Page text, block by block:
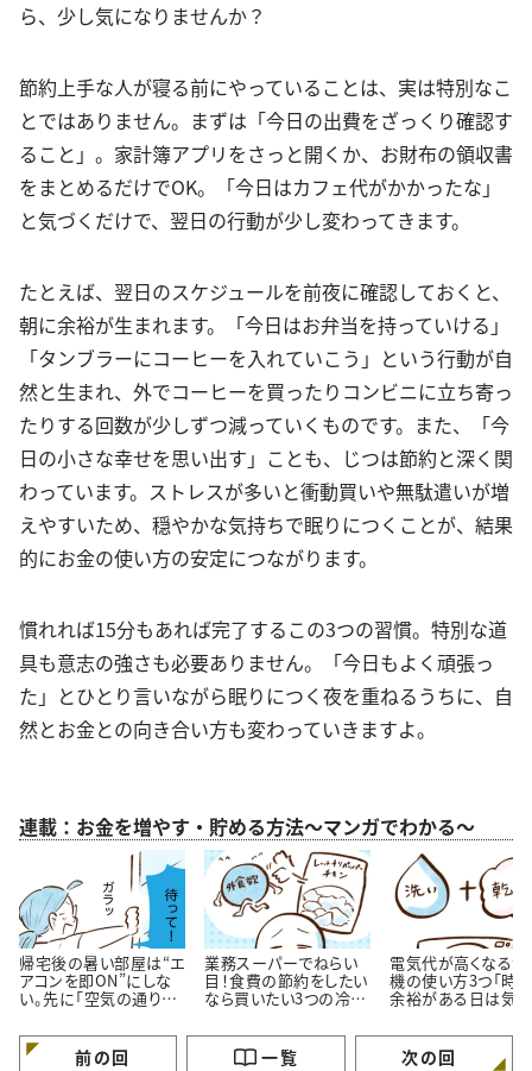
ら、少し気になりませんか？
節約上手な人が寝る前にやっていることは、実は特別なこ
とではありません。まずは「今日の出費をざっくり確認す
ること」。家計簿アプリをさっと開くか、お財布の領収書
をまとめるだけでOK。「今日はカフェ代がかかったな」
と気づくだけで、翌日の行動が少し変わってきます。
たとえば、翌日のスケジュールを前夜に確認しておくと、
朝に余裕が生まれます。「今日はお弁当を持っていける」
「タンブラーにコーヒーを入れていこう」という行動が自
然と生まれ、外でコーヒーを買ったりコンビニに立ち寄っ
たりする回数が少しずつ減っていくものです。また、「今
日の小さな幸せを思い出す」ことも、じつは節約と深く関
わっています。ストレスが多いと衝動買いや無駄遣いが増
えやすいため、穏やかな気持ちで眠りにつくことが、結果
的にお金の使い方の安定につながります。
慣れれば15分もあれば完了するこの3つの習慣。特別な道
具も意志の強さも必要ありません。「今日もよく頑張っ
た」とひとり言いながら眠りにつく夜を重ねるうちに、自
然とお金との向き合い方も変わっていきますよ。
連載：お金を増やす・貯める方法～マンガでわかる～
帰宅後の暑い部屋は“エ
アコンを即ON”にしな
い。先に「空気の通り
業務スーパーでねらい
目！食費の節約をしたい
なら買いたい3つの冷凍
電気代が高くなる
機の使い方3つ「時
余裕がある日は気
前の回 一覧 次の回